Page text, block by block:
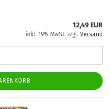
12,49 EUR
inkl. 19% MwSt. zzgl. Versand